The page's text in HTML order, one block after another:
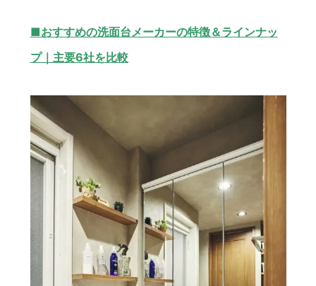
■おすすめの洗面台メーカーの特徴＆ラインナッ
プ｜主要6社を比較